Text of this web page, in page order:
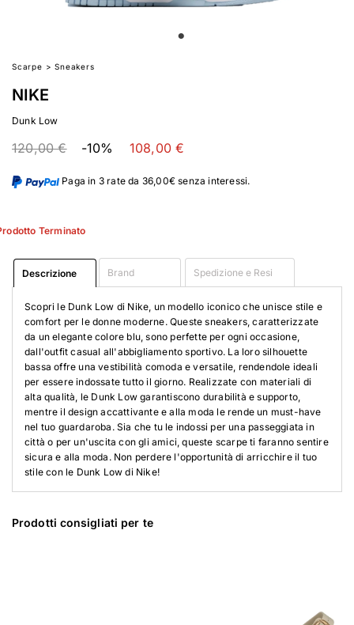
Scarpe >Sneakers
NIKE
Dunk Low
120,00 € -10% 108,00 €
Paga in 3 rate da 36,00€ senza interessi.
Terminato
Descrizione Brand Spedizione e Resi
Scopri le Dunk Low di Nike, un modello iconico che unisce stile e
comfort per le donne moderne. Queste sneakers, caratterizzate
da un elegante colore blu, sono perfette per ogni occasione,
dall'outfit casual all'abbigliamento sportivo. La loro silhouette
bassa offre una vestibilità comoda e versatile, rendendole ideali
per essere indossate tutto il giorno. Realizzate con materiali di
alta qualità, le Dunk Low garantiscono durabilità e supporto,
mentre il design accattivante e alla moda le rende un must-have
nel tuo guardaroba. Sia che tu le indossi per una passeggiata in
città o per un'uscita con gli amici, queste scarpe ti faranno sentire
sicura e alla moda. Non perdere l'opportunità di arricchire il tuo
stile con le Dunk Low di Nike!
Prodotti consigliati per te